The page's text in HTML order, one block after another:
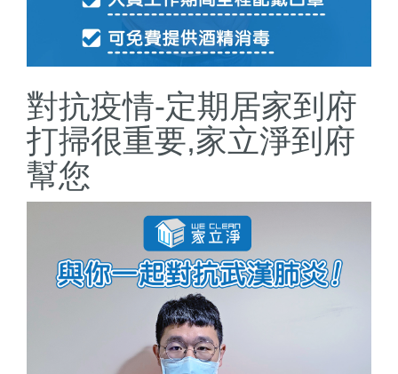
對抗疫情-定期居家到府
打掃很重要,家立淨到府
幫您